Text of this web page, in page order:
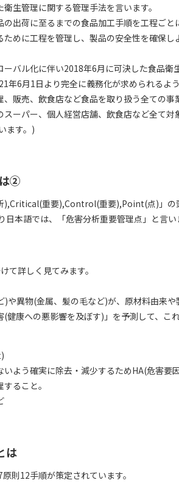
生管理に関する管理手法を言います。
出荷に至るまでの食品加工手順を工程ごと
めに工程を管理し、製品の安全性を確保し
バル化に伴い2018年6月に可決した食品衛
年6月1日より完全に義務化が求められるよ
販売、飲食店など食品を取り扱う全ての事
ーパー、個人経営店舗、飲食店など全て対
ます。)
②
),Critical(重要),Control(重要),Point(点)」の
本語では、「危害分析重要管理点」と言い
て詳しく見てみます。
や異物(金属、髪の毛など)が、原材料由来や
健康への悪影響を及ぼす)」を予測して、こ
よう確実に除去・減少するためHA(危害要
ること。
は
則12手順が策定されています。